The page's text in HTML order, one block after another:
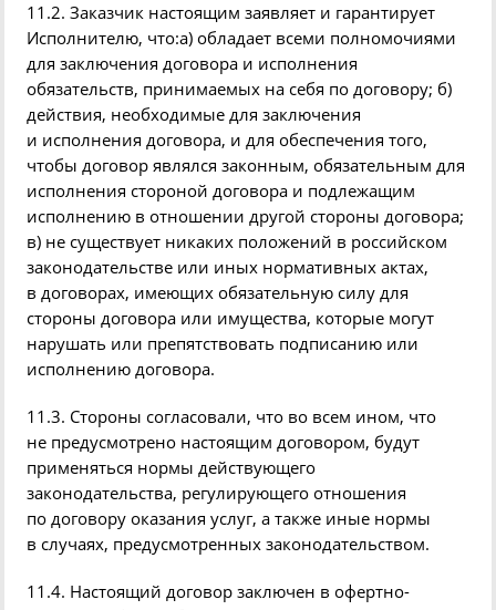
11.2. Заказчик настоящим заявляет и гарантирует
Исполнителю, что:а) обладает всеми полномочиями
для заключения договора и исполнения
обязательств, принимаемых на себя по договору; б)
действия, необходимые для заключения
и исполнения договора, и для обеспечения того,
чтобы договор являлся законным, обязательным для
исполнения стороной договора и подлежащим
исполнению в отношении другой стороны договора;
в) не существует никаких положений в российском
законодательстве или иных нормативных актах,
в договорах, имеющих обязательную силу для
стороны договора или имущества, которые могут
нарушать или препятствовать подписанию или
исполнению договора.
11.3. Стороны согласовали, что во всем ином, что
не предусмотрено настоящим договором, будут
применяться нормы действующего
законодательства, регулирующего отношения
по договору оказания услуг, а также иные нормы
в случаях, предусмотренных законодательством.
11.4. Настоящий договор заключен в офертно-